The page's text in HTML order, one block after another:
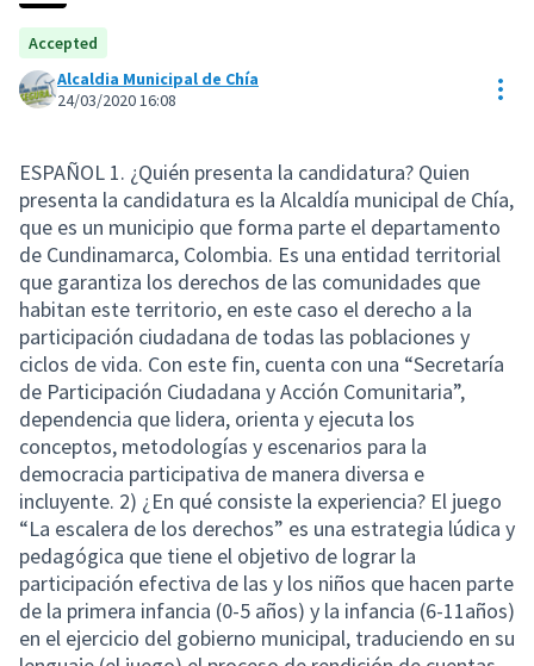
Accepted
Alcaldia Municipal de Chía
24/03/2020 16:08
ESPAÑOL 1. ¿Quién presenta la candidatura? Quien
presenta la candidatura es la Alcaldía municipal de Chía,
que es un municipio que forma parte el departamento
de Cundinamarca, Colombia. Es una entidad territorial
que garantiza los derechos de las comunidades que
habitan este territorio, en este caso el derecho a la
participación ciudadana de todas las poblaciones y
ciclos de vida. Con este fin, cuenta con una “Secretaría
de Participación Ciudadana y Acción Comunitaria”,
dependencia que lidera, orienta y ejecuta los
conceptos, metodologías y escenarios para la
democracia participativa de manera diversa e
incluyente. 2) ¿En qué consiste la experiencia? El juego
“La escalera de los derechos” es una estrategia lúdica y
pedagógica que tiene el objetivo de lograr la
participación efectiva de las y los niños que hacen parte
de la primera infancia (0-5 años) y la infancia (6-11años)
en el ejercicio del gobierno municipal, traduciendo en su